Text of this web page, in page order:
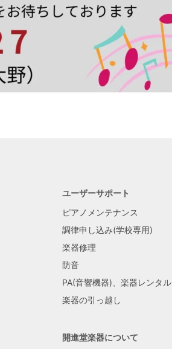
ユーザーサポート
ピアノメンテナンス
調律申し込み(学校専用)
楽器修理
防音
PA(音響機器)、楽器レンタル
楽器の引っ越し
開進堂楽器について